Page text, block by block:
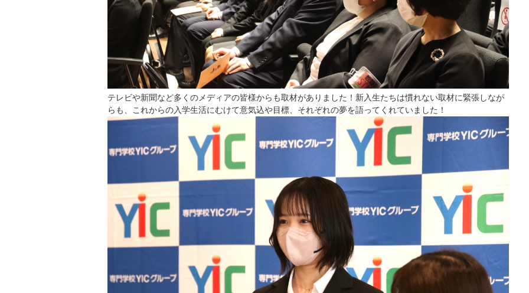
テレビや新聞など多くのメディアの皆様からも取材がありました！新入生たちは慣れない取材に緊張しなが
らも、これからの入学生活にむけて意気込や目標、それぞれの夢を語ってくれていました！